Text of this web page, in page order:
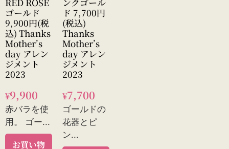
ゴールド
9,900円(税
込) Thanks
Mother’s
day アレン
ジメント
2023
¥9,900
赤バラを使
用。 ゴー...
お買い物
ド 7,700円
(税込)
Thanks
Mother’s
day アレン
ジメント
2023
¥7,700
ゴールドの
花器とピ
ン...